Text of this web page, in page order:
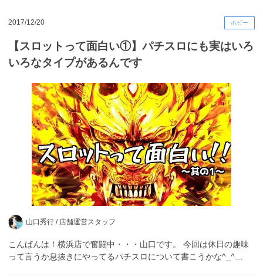
2017/12/20 ホビー
【スロットって面白い①】パチスロにも実はいろ
いろなタイプがあるんです
山口秀行 / 店舗運営スタッフ
こんばんは！横浜店で奮闘中・・・山口です。 今回は休日の趣味
って言うか息抜きにやってるパチスロについて書こうかな^_^…